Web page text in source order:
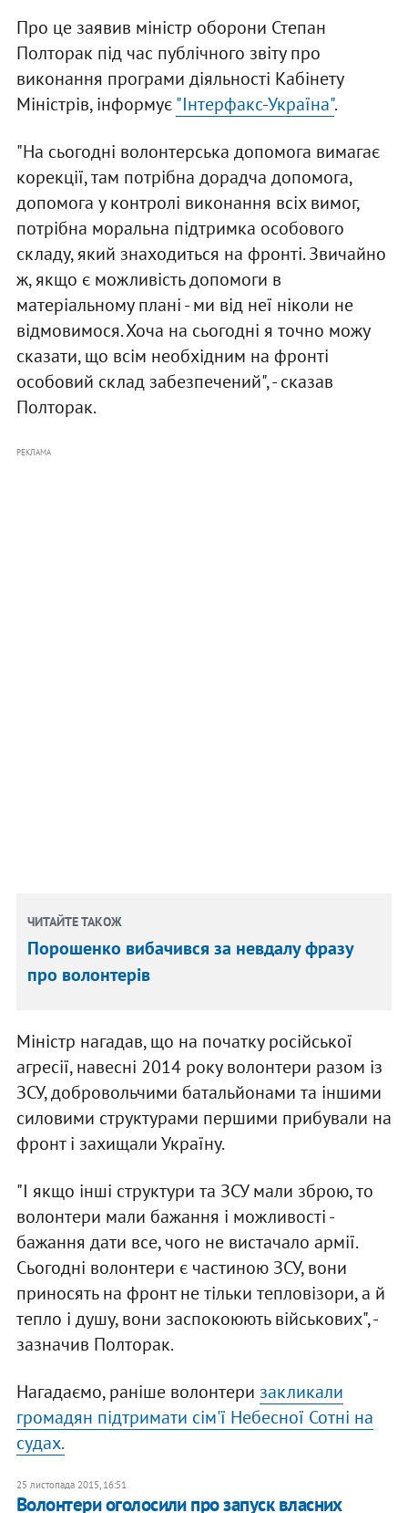
Про це заявив міністр оборони Степан
Полторак під час публічного звіту про
виконання програми діяльності Кабінету
Міністрів, інформує"Інтерфакс-Україна".
"На сьогодні волонтерська допомога вимагає
корекції, там потрібна дорадча допомога,
допомога у контролі виконання всіх вимог,
потрібна моральна підтримка особового
складу, який знаходиться на фронті. Звичайно
ж, якщо є можливість допомоги в
матеріальному плані - ми від неї ніколи не
відмовимося. Хоча на сьогодні я точно можу
сказати, що всім необхідним на фронті
особовий склад забезпечений", - сказав
Полторак.
РЕКЛАМА
ЧИТАЙТЕ ТАКОЖ
Порошенко вибачився за невдалу фразу
про волонтерів
Міністр нагадав, що на початку російської
агресії, навесні 2014 року волонтери разом із
ЗСУ, добровольчими батальйонами та іншими
силовими структурами першими прибували на
фронт і захищали Україну.
"І якщо інші структури та ЗСУ мали зброю, то
волонтери мали бажання і можливості -
бажання дати все, чого не вистачало армії.
Сьогодні волонтери є частиною ЗСУ, вони
приносять на фронт не тільки тепловізори, а й
тепло і душу, вони заспокоюють військових", -
зазначив Полторак.
Нагадаємо, раніше волонтери закликали
громадян підтримати сім'ї Небесної Сотні на
судах.
25 листопада 2015, 16:51
Волонтери оголосили про запуск власних